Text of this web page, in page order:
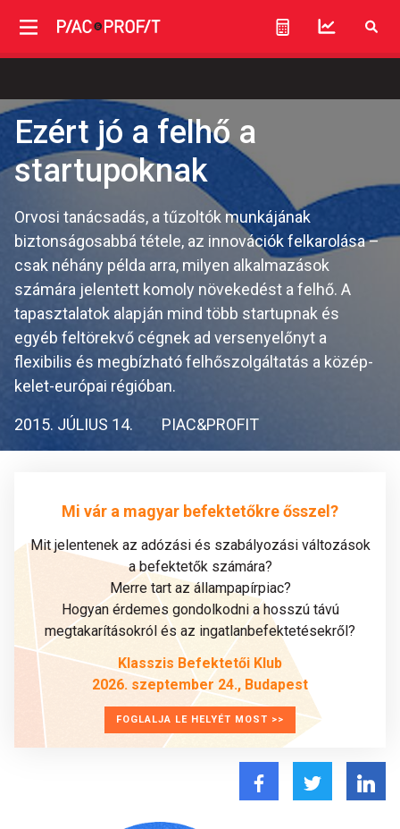
Ezért jó a felhő a
startupoknak
Orvosi tanácsadás, a tűzoltók munkájának
biztonságosabbá tétele, az innovációk felkarolása –
csak néhány példa arra, milyen alkalmazások
számára jelentett komoly növekedést a felhő. A
tapasztalatok alapján mind több startupnak és
egyéb feltörekvő cégnek ad versenyelőnyt a
flexibilis és megbízható felhőszolgáltatás a közép-
kelet-európai régióban.
2015. JÚLIUS 14. PIAC&PROFIT
Mi vár a magyar befektetőkre ősszel?
Mit jelentenek az adózási és szabályozási változások
a befektetők számára?
Merre tart az állampapírpiac?
Hogyan érdemes gondolkodni a hosszú távú
megtakarításokról és az ingatlanbefektetésekről?
Klasszis Befektetői Klub
2026. szeptember 24., Budapest
FOGLALJA LE HELYÉT MOST >>